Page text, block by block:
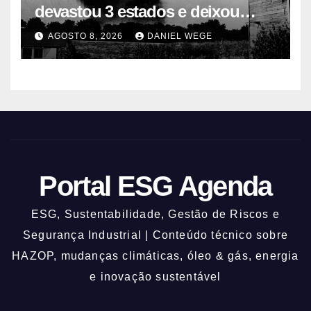
devastou 3 estados e deixou
centenas de mortos
AGOSTO 8, 2026 DANIEL WEGE
Portal ESG Agenda
ESG, Sustentabilidade, Gestão de Riscos e
Segurança Industrial | Conteúdo técnico sobre
HAZOP, mudanças climáticas, óleo & gás, energia
e inovação sustentável